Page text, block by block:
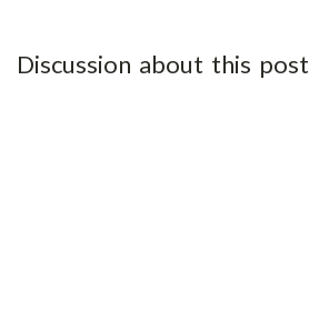
Discussion about this post